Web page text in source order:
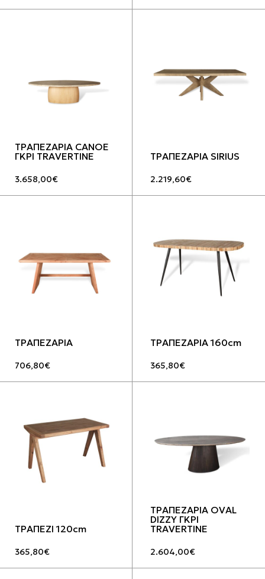
ΤΡΑΠΕΖΑΡΙΑ CANOE
ΓΚΡΙ TRAVERTINE
3.658,00€
ΤΡΑΠΕΖΑΡΙΑ SIRIUS
2.219,60€
ΤΡΑΠΕΖΑΡΙΑ
706,80€
ΤΡΑΠΕΖΑΡΙΑ 160cm
365,80€
ΤΡΑΠΕΖΙ 120cm
365,80€
ΤΡΑΠΕΖΑΡΙΑ OVAL
DIZZY ΓΚΡΙ
TRAVERTINE
2.604,00€